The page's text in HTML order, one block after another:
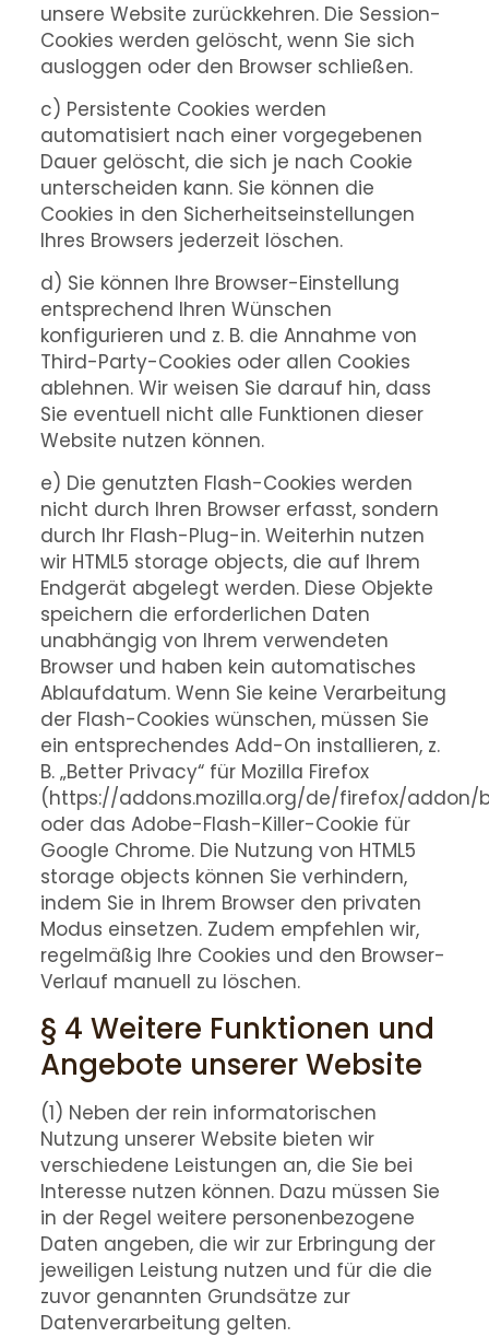
unsere Website zurückkehren. Die Session-
Cookies werden gelöscht, wenn Sie sich
ausloggen oder den Browser schließen.
c) Persistente Cookies werden
automatisiert nach einer vorgegebenen
Dauer gelöscht, die sich je nach Cookie
unterscheiden kann. Sie können die
Cookies in den Sicherheitseinstellungen
Ihres Browsers jederzeit löschen.
d) Sie können Ihre Browser-Einstellung
entsprechend Ihren Wünschen
konfigurieren und z. B. die Annahme von
Third-Party-Cookies oder allen Cookies
ablehnen. Wir weisen Sie darauf hin, dass
Sie eventuell nicht alle Funktionen dieser
Website nutzen können.
e) Die genutzten Flash-Cookies werden
nicht durch Ihren Browser erfasst, sondern
durch Ihr Flash-Plug-in. Weiterhin nutzen
wir HTML5 storage objects, die auf Ihrem
Endgerät abgelegt werden. Diese Objekte
speichern die erforderlichen Daten
unabhängig von Ihrem verwendeten
Browser und haben kein automatisches
Ablaufdatum. Wenn Sie keine Verarbeitung
der Flash-Cookies wünschen, müssen Sie
ein entsprechendes Add-On installieren, z.
B. „Better Privacy“ für Mozilla Firefox
(https://addons.mozilla.org/de/firefox/
oder das Adobe-Flash-Killer-Cookie für
Google Chrome. Die Nutzung von HTML5
storage objects können Sie verhindern,
indem Sie in Ihrem Browser den privaten
Modus einsetzen. Zudem empfehlen wir,
regelmäßig Ihre Cookies und den Browser-
Verlauf manuell zu löschen.
§ 4 Weitere Funktionen und
Angebote unserer Website
(1) Neben der rein informatorischen
Nutzung unserer Website bieten wir
verschiedene Leistungen an, die Sie bei
Interesse nutzen können. Dazu müssen Sie
in der Regel weitere personenbezogene
Daten angeben, die wir zur Erbringung der
jeweiligen Leistung nutzen und für die die
zuvor genannten Grundsätze zur
Datenverarbeitung gelten.